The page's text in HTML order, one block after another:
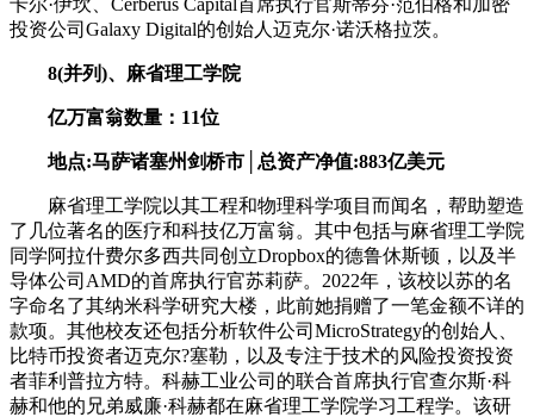
投资公司Galaxy Digital的创始人迈克尔·诺沃格拉茨。
8(并列)、麻省理工学院
亿万富翁数量：11位
地点:马萨诸塞州剑桥市│总资产净值:883亿美元
麻省理工学院以其工程和物理科学项目而闻名，帮助塑造
了几位著名的医疗和科技亿万富翁。其中包括与麻省理工学院
同学阿拉什费尔多西共同创立Dropbox的德鲁休斯顿，以及半
导体公司AMD的首席执行官苏莉萨。2022年，该校以苏的名
字命名了其纳米科学研究大楼，此前她捐赠了一笔金额不详的
款项。其他校友还包括分析软件公司MicroStrategy的创始人、
比特币投资者迈克尔?塞勒，以及专注于技术的风险投资投资
者菲利普拉方特。科赫工业公司的联合首席执行官查尔斯·科
赫和他的兄弟威廉·科赫都在麻省理工学院学习工程学。该研